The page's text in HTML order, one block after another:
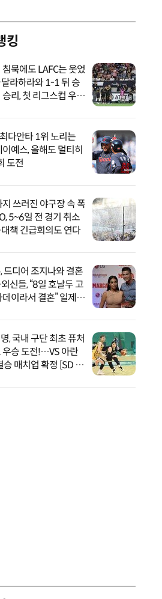
킹
묵에도 LAFC는 웃었
라하라와 1-1 뒤 승
리, 첫 리그스컵 우승
다안타 1위 노리는
예스, 올해도 멀티히
도전
지 쓰러진 야구장 속 폭
5~6일 전 경기 취소
책 긴급회의도 연다
드디어 조지나와 결혼
신들, “8일 호날두 고
데이라서 결혼” 일제히
, 국내 구단 최초 퓨처
우승 도전!…VS 아란
승 매치업 확정 [SD 부